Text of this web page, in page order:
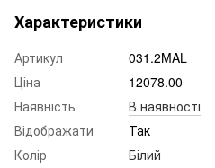
Характеристики
Артикул
031.2MAL
Ціна
12078.00
Наявність
В наявності
Відображати
Так
Колір
Білий